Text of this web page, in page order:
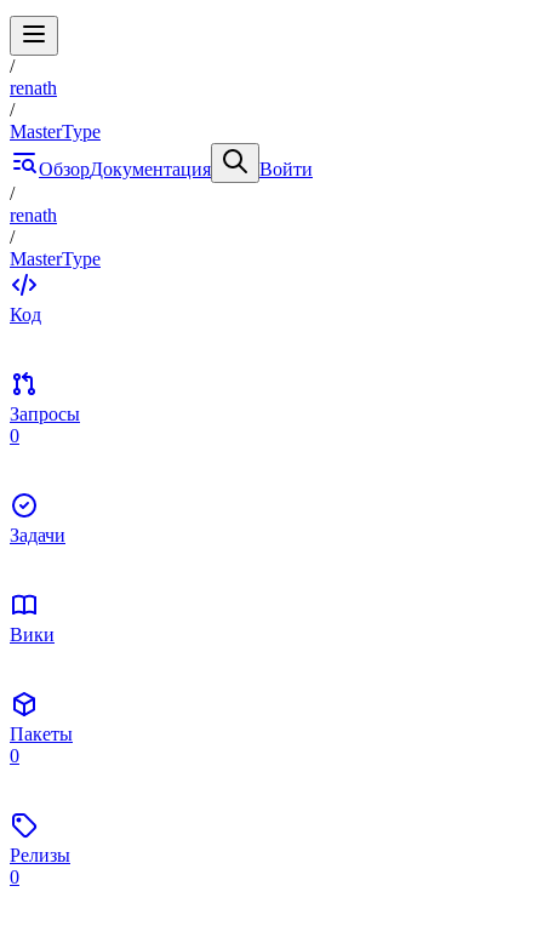
/
renath
/
MasterType
ОбзорДокументация
Войти
/
renath
/
MasterType
Код
Запросы
0
Задачи
Вики
Пакеты
0
Релизы
0